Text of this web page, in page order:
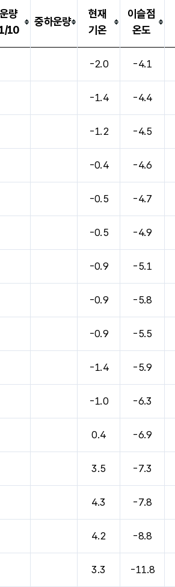
운량
1/10
중하운량
현재
기온
이슬점
온도
-2.0 -4.1
-1.4 -4.4
-1.2 -4.5
-0.4 -4.6
-0.5 -4.7
-0.5 -4.9
-0.9 -5.1
-0.9 -5.8
-0.9 -5.5
-1.4 -5.9
-1.0 -6.3
0.4 -6.9
3.5 -7.3
4.3 -7.8
4.2 -8.8
3.3 -11.8